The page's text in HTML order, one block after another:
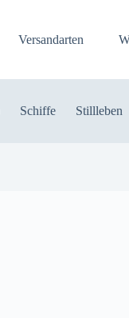
Versandarten
Schiffe Stillleben